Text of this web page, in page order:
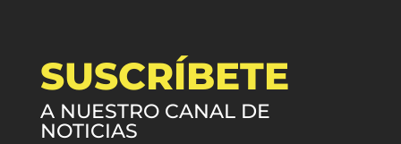
SUSCRÍBETE
A NUESTRO CANAL DE
NOTICIAS